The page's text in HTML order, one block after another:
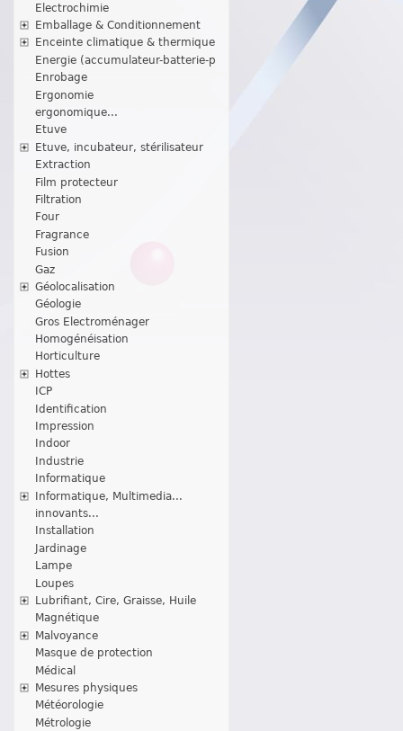
Electrochimie
Emballage & Conditionnement
Enceinte climatique & thermique
Energie (accumulateur-batterie-p
Enrobage
Ergonomie
ergonomique...
Etuve
Etuve, incubateur, stérilisateur
Extraction
Film protecteur
Filtration
Four
Fragrance
Fusion
Gaz
Géolocalisation
Géologie
Gros Electroménager
Homogénéisation
Horticulture
Hottes
ICP
Identification
Impression
Indoor
Industrie
Informatique
Informatique, Multimedia...
innovants...
Installation
Jardinage
Lampe
Loupes
Lubrifiant, Cire, Graisse, Huile
Magnétique
Malvoyance
Masque de protection
Médical
Mesures physiques
Météorologie
Métrologie